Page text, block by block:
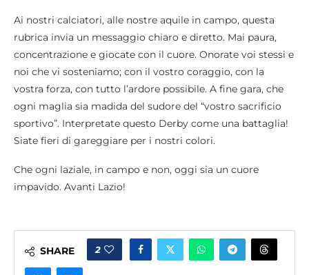
Ai nostri calciatori, alle nostre aquile in campo, questa
rubrica invia un messaggio chiaro e diretto. Mai paura,
concentrazione e giocate con il cuore. Onorate voi stessi e
noi che vi sosteniamo; con il vostro coraggio, con la
vostra forza, con tutto l’ardore possibile. A fine gara, che
ogni maglia sia madida del sudore del “vostro sacrificio
sportivo”. Interpretate questo Derby come una battaglia!
Siate fieri di gareggiare per i nostri colori.
Che ogni laziale, in campo e non, oggi sia un cuore
impavido. Avanti Lazio!
SHARE 2